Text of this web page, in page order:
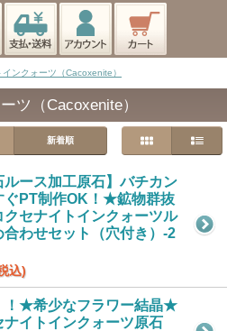
ンクォーツ（Cacoxenite）
ツ（Cacoxenite）
新着順
ルース加工原石】バチカン
ぐPT制作OK！★鉱物群抜
セナイトインクォーツル
合わせセット（穴付き）-2
込)
！★希少なフラワー結晶★
ナイトインクォーツ原石